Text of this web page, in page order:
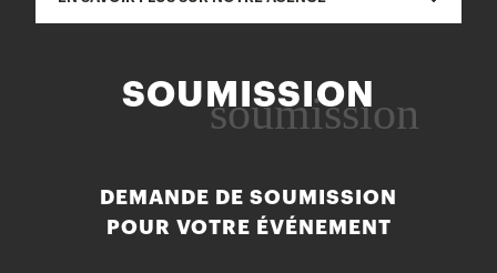
SOUMISSION
soumission
DEMANDE DE SOUMISSION
POUR VOTRE ÉVÉNEMENT